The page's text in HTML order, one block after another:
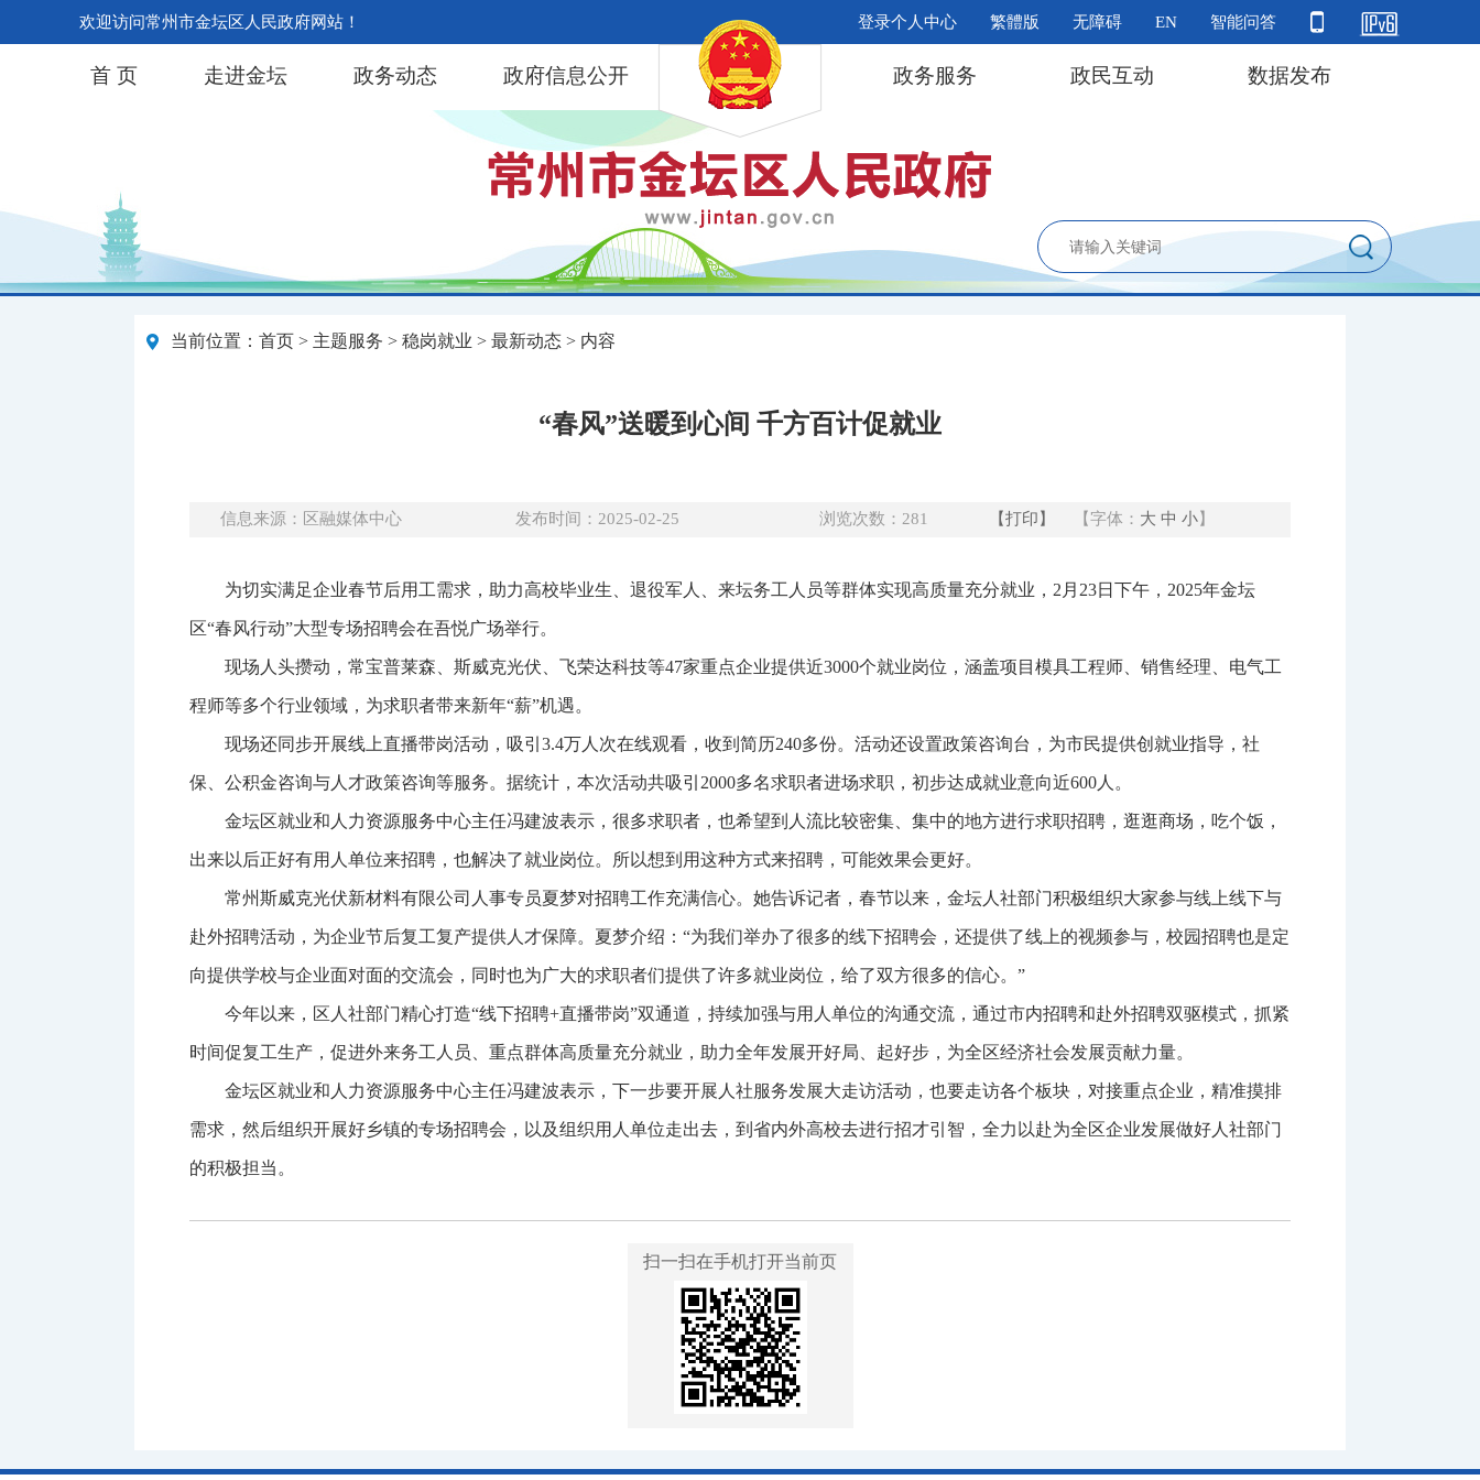
欢迎访问常州市金坛区人民政府网站！ 登录个人中心 繁體版 无障碍 EN 智能问答
首 页 走进金坛 政务动态 政府信息公开 政务服务 政民互动 数据发布
当前位置： 首页 > 主题服务 > 稳岗就业 > 最新动态 > 内容
“春风”送暖到心间 千方百计促就业
信息来源：区融媒体中心 发布时间：2025-02-25 浏览次数： 281 【打印】 【字体： 大 中 小】
为切实满足企业春节后用工需求，助力高校毕业生、退役军人、来坛务工人员等群体实现高质量充分就业，2月23日下午，2025年金坛
区“春风行动”大型专场招聘会在吾悦广场举行。
现场人头攒动，常宝普莱森、斯威克光伏、飞荣达科技等47家重点企业提供近3000个就业岗位，涵盖项目模具工程师、销售经理、电气工
程师等多个行业领域，为求职者带来新年“薪”机遇。
现场还同步开展线上直播带岗活动，吸引3.4万人次在线观看，收到简历240多份。活动还设置政策咨询台，为市民提供创就业指导，社
保、公积金咨询与人才政策咨询等服务。据统计，本次活动共吸引2000多名求职者进场求职，初步达成就业意向近600人。
金坛区就业和人力资源服务中心主任冯建波表示，很多求职者，也希望到人流比较密集、集中的地方进行求职招聘，逛逛商场，吃个饭，
出来以后正好有用人单位来招聘，也解决了就业岗位。所以想到用这种方式来招聘，可能效果会更好。
常州斯威克光伏新材料有限公司人事专员夏梦对招聘工作充满信心。她告诉记者，春节以来，金坛人社部门积极组织大家参与线上线下与
赴外招聘活动，为企业节后复工复产提供人才保障。 夏梦介绍：“为我们举办了很多的线下招聘会，还提供了线上的视频参与，校园招聘也是定
向提供学校与企业面对面的交流会，同时也为广大的求职者们提供了许多就业岗位，给了双方很多的信心。”
今年以来，区人社部门精心打造“线下招聘+直播带岗”双通道，持续加强与用人单位的沟通交流，通过市内招聘和赴外招聘双驱模式，抓紧
时间促复工生产，促进外来务工人员、重点群体高质量充分就业，助力全年发展开好局、起好步，为全区经济社会发展贡献力量。
金坛区就业和人力资源服务中心主任冯建波表示，下一步要开展人社服务发展大走访活动，也要走访各个板块，对接重点企业，精准摸排
需求，然后组织开展好乡镇的专场招聘会，以及组织用人单位走出去，到省内外高校去进行招才引智，全力以赴为全区企业发展做好人社部门
的积极担当。
扫一扫在手机打开当前页